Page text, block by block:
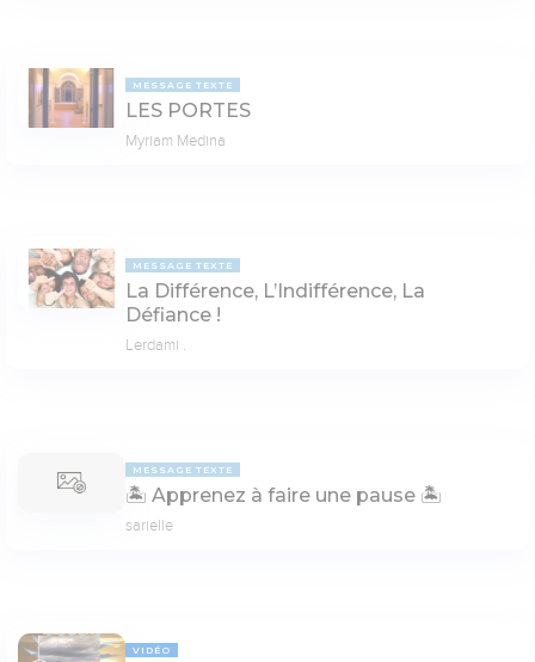
MESSAGE TEXTE
LES PORTES
Myriam Medina
MESSAGE TEXTE
La Différence, L’Indifférence, La
Défiance !
Lerdami .
MESSAGE TEXTE
🏝 Apprenez à faire une pause 🏝
sarielle
VIDÉO